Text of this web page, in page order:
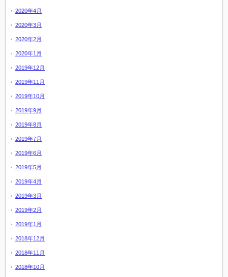
2020年4月
2020年3月
2020年2月
2020年1月
2019年12月
2019年11月
2019年10月
2019年9月
2019年8月
2019年7月
2019年6月
2019年5月
2019年4月
2019年3月
2019年2月
2019年1月
2018年12月
2018年11月
2018年10月